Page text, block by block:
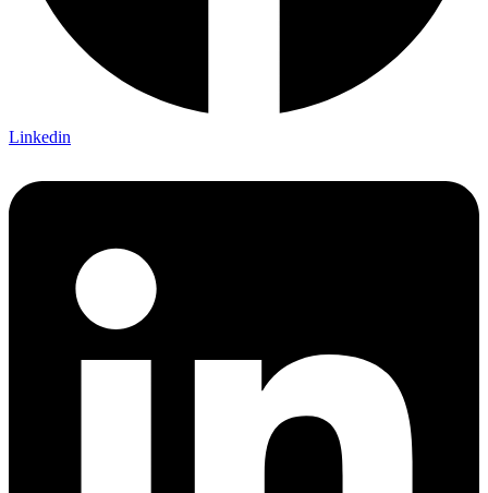
Linkedin